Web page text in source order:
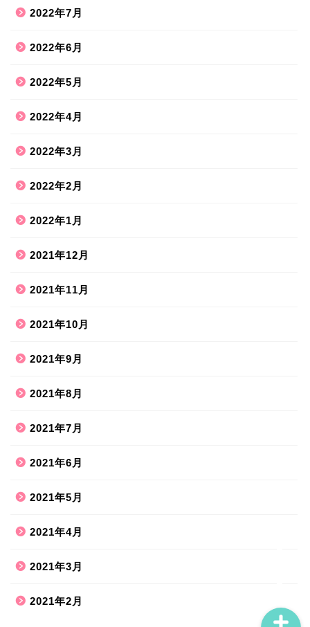
2022年7月
2022年6月
2022年5月
2022年4月
2022年3月
2022年2月
2022年1月
2021年12月
2021年11月
2021年10月
2021年9月
2021年8月
2021年7月
2021年6月
2021年5月
2021年4月
2021年3月
2021年2月